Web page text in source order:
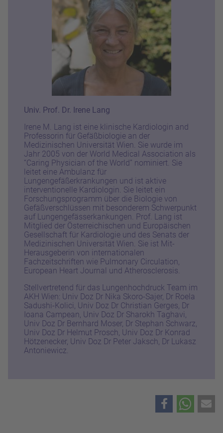
Univ. Prof. Dr. Irene Lang
Irene M. Lang ist eine klinische Kardiologin and
Professorin für Gefäßbiologie an der
Medizinischen Universität Wien. Sie wurde im
Jahr 2005 von der World Medical Association als
“Caring Physician of the World” nominiert. Sie
leitet eine Ambulanz für
Lungengefäßerkrankungen und ist aktive
interventionelle Kardiologin. Sie leitet ein
Forschungsprogramm über die Biologie von
Gefäßverschlüssen mit besonderem Schwerpunkt
auf Lungengefässerkankungen. Prof. Lang ist
Mitglied der Österreichischen und Europäischen
Gesellschaft für Kardiologie und des Senats der
Medizinischen Universität Wien. Sie ist Mit-
Herausgeberin von internationalen
Fachzeitschriften wie Pulmonary Circulation,
European Heart Journal und Atherosclerosis.
Stellvertretend für das Lungenhochdruck Team im
AKH Wien: Univ Doz Dr Nika Skoro-Sajer, Dr Roela
Sadushi-Kolici, Univ Doz Dr Christian Gerges, Dr
Ioana Campean, Univ Doz Dr Sharokh Taghavi,
Univ Doz Dr Bernhard Moser, Dr Stephan Schwarz,
Univ Doz Dr Helmut Prosch, Univ Doz Dr Konrad
Hötzenecker, Univ Doz Dr Peter Jaksch, Dr Lukasz
Antoniewicz.